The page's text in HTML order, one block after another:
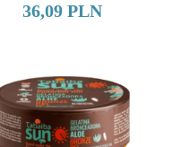
36,09 PLN